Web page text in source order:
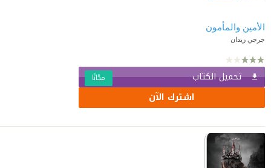
الأمين والمأمون
جرجي زيدان
تحميل الكتاب مجّانًا
اشترك الآن